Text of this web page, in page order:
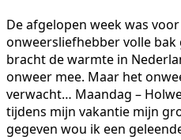
De afgelopen week was
onweersliefhebber volle bak
bracht de warmte in
onweer mee. Maar het
verwacht… Maandag –
tijdens mijn vakantie mijn
gegeven wou ik een